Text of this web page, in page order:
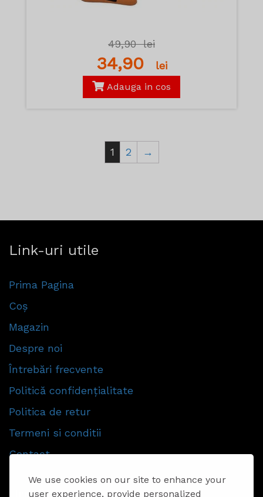
We use cookies on our site to enhance your
user experience, provide personalized
49,90lei
34,90 lei
Adauga in cos
1 2 →
Link-uri utile
Prima Pagina
Coș
Magazin
Despre noi
Întrebări frecvente
Politică confidențialitate
Politica de retur
Termeni si conditii
Contact